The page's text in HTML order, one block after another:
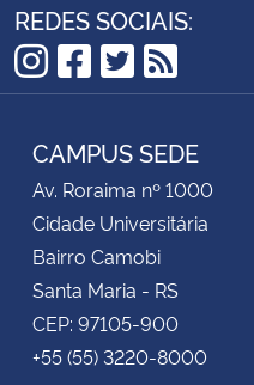
REDES SOCIAIS:
Instagram
Facebook
Twitter
RSS
CAMPUS SEDE
Av. Roraima nº 1000
Cidade Universitária
Bairro Camobi
Santa Maria - RS
CEP: 97105-900
+55 (55) 3220-8000